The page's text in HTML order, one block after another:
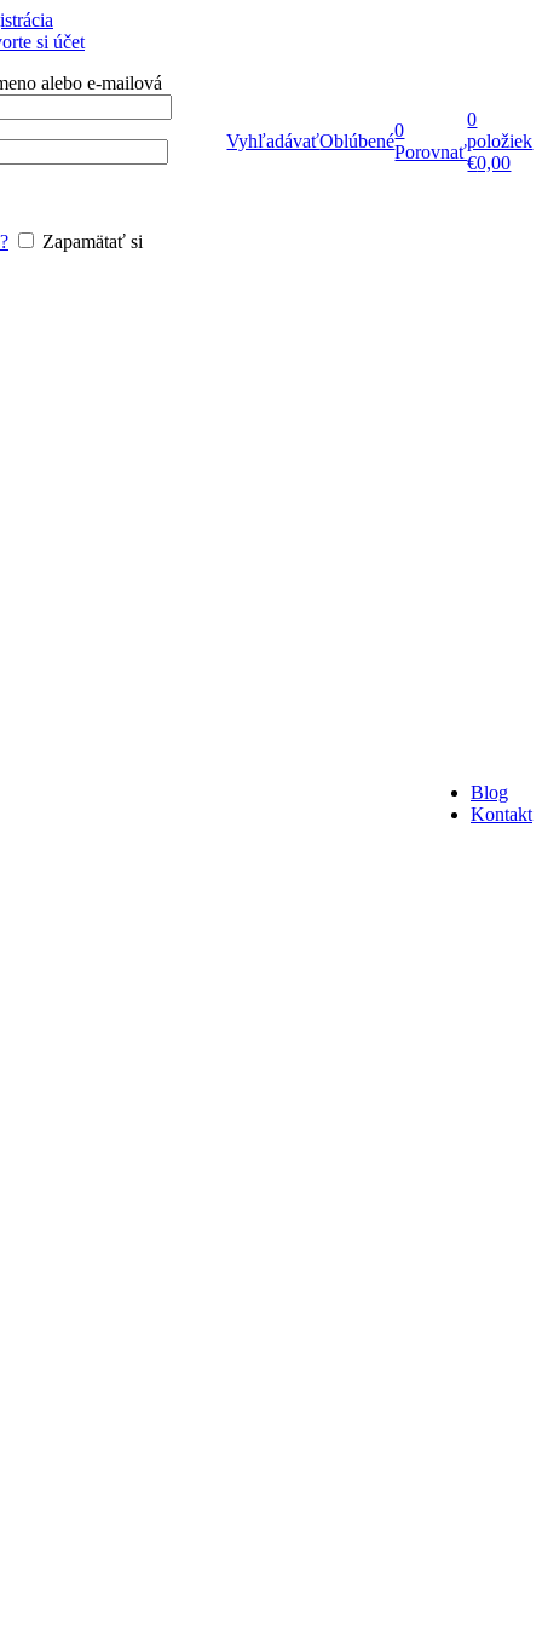
si účet
alebo e-mailová
Zapamätať si
VyhľadávaťOblúbené
0
Porovnať
0
položiek
€0,00
Blog
Kontakt